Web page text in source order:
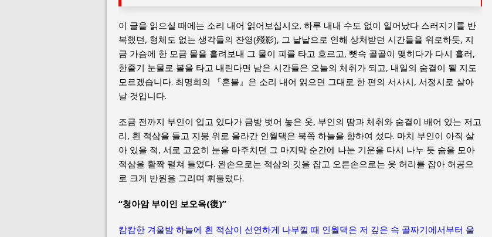
이 글을 읽으실 때에는 소리 내어 읽어보십시오. 하루 내내 수도 없이 일어났다 스러지기를 반
복했던, 형체도 없는 생각들의 잔영(殘影), 그 낱낱으로 인해 상처받던 시간들을 위로하듯, 지
금 가슴에 한 모금 물을 흘려보내 그 물이 피를 타고 흐르고, 뼛속 골골이 맺히다가 다시 흘러,
한줄기 눈물로 볼을 타고 내린다면 남은 시간들은 오늘의 체취가 되고, 내일의 숨결이 될 지도
모르겠습니다. 최명희의 『혼불』은 소리 내어 읽으면 그대로 한 편의 서사시, 서정시로 살아
날 것입니다.
조금 전까지 부인이 입고 있다가 금방 벗어 놓은 옷, 부인의 땀과 체취와 숨결이 배어 있는 저고
리, 흰 적삼을 들고 지붕 위로 올라간 인월댁은 북쪽 하늘을 향하여 섰다. 마치 부인이 아직 살
아 있을 적, 서로 고요히 눈을 마주치던 그 마지막 순간에 나눈 기운을 다시 나누 듯 숨을 모아
적삼을 활짝 펼쳐 들었다. 왼손으로는 적삼의 깃을 잡고 오른손으로는 옷 허리를 잡아 허공으
로 크게 반원을 그리며 휘둘렀다.
“청아암 부이인 보오옥(復)”
캄캄한 겨울밤 하늘에 흰 적삼이 선연하게 나부낄 때 인월댁은 저 깊은 속 골짜기에서부터 울